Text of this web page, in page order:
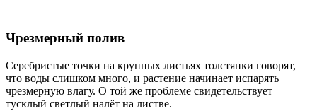
Чрезмерный полив
Серебристые точки на крупных листьях толстянки говорят,
что воды слишком много, и растение начинает испарять
чрезмерную влагу. О той же проблеме свидетельствует
тусклый светлый налёт на листве.